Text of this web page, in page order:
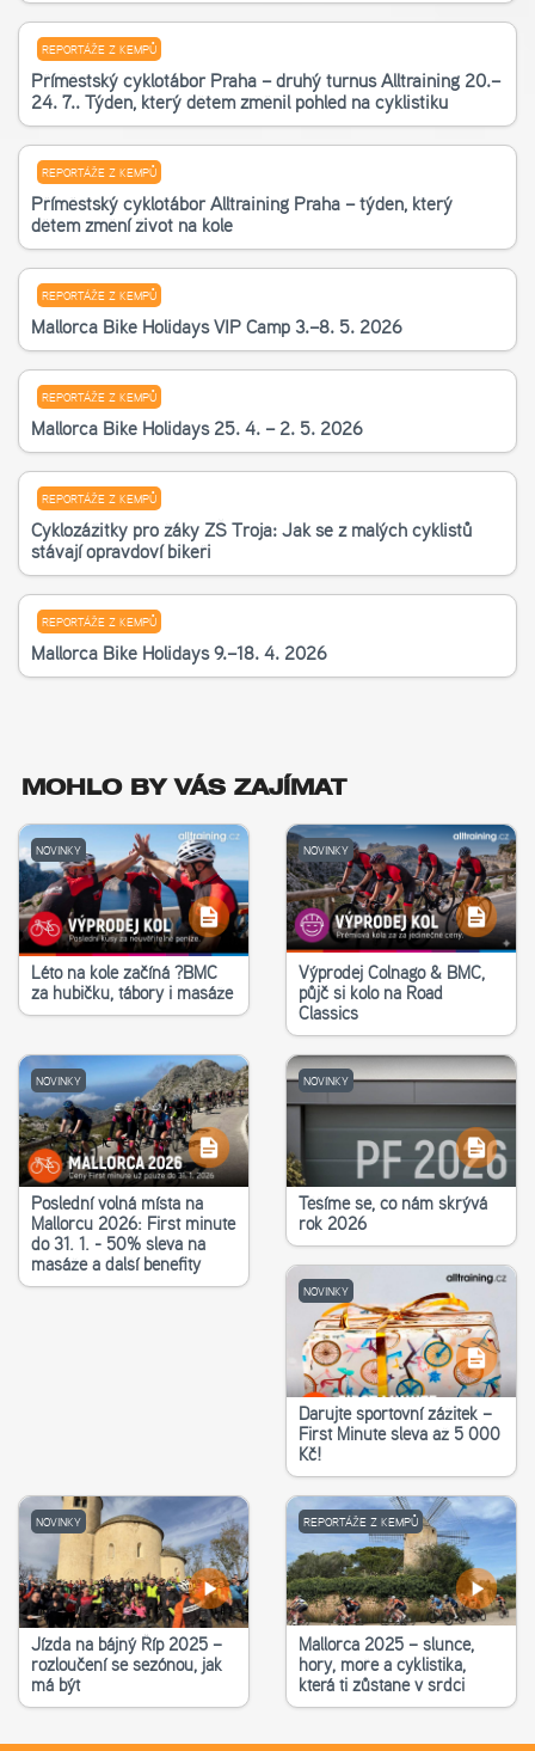
REPORTÁŽE Z KEMPŮ
Příměstský cyklotábor Praha – druhý turnus Alltraining 20.–
24. 7.. Týden, který dětem změnil pohled na cyklistiku
REPORTÁŽE Z KEMPŮ
Příměstský cyklotábor Alltraining Praha – týden, který
dětem změní život na kole
REPORTÁŽE Z KEMPŮ
Mallorca Bike Holidays VIP Camp 3.–8. 5. 2026
REPORTÁŽE Z KEMPŮ
Mallorca Bike Holidays 25. 4. – 2. 5. 2026
REPORTÁŽE Z KEMPŮ
Cyklozážitky pro žáky ZŠ Troja: Jak se z malých cyklistů
stávají opravdoví bikeři
REPORTÁŽE Z KEMPŮ
Mallorca Bike Holidays 9.–18. 4. 2026
MOHLO BY VÁS ZAJÍMAT
NOVINKY
Léto na kole začíná ?‍BMC
za hubičku, tábory i masáže
NOVINKY
Výprodej Colnago & BMC,
půjč si kolo na Road
Classics
NOVINKY
Poslední volná místa na
Mallorcu 2026: First minute
do 31. 1. - 50% sleva na
masáže a další benefity
NOVINKY
Těšíme se, co nám skrývá
rok 2026
NOVINKY
Darujte sportovní zážitek –
First Minute sleva až 5 000
Kč!
NOVINKY
Jízda na bájný Říp 2025 –
rozloučení se sezónou, jak
má být
REPORTÁŽE Z KEMPŮ
Mallorca 2025 – slunce,
hory, moře a cyklistika,
která ti zůstane v srdci